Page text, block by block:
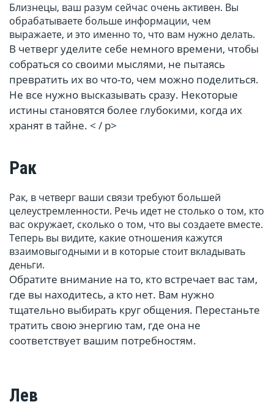
Близнецы, ваш разум сейчас очень активен. Вы
обрабатываете больше информации, чем
выражаете, и это именно то, что вам нужно делать.
В четверг уделите себе немного времени, чтобы
собраться со своими мыслями, не пытаясь
превратить их во что-то, чем можно поделиться.
Не все нужно высказывать сразу. Некоторые
истины становятся более глубокими, когда их
хранят в тайне. < / p>
Рак
Рак, в четверг ваши связи требуют большей
целеустремленности. Речь идет не столько о том, кто
вас окружает, сколько о том, что вы создаете вместе.
Теперь вы видите, какие отношения кажутся
взаимовыгодными и в которые стоит вкладывать
деньги.
Обратите внимание на то, кто встречает вас там,
где вы находитесь, а кто нет. Вам нужно
тщательно выбирать круг общения. Перестаньте
тратить свою энергию там, где она не
соответствует вашим потребностям.
Лев